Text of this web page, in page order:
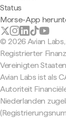
Status
Morse-App
© 2026 Avian
Registrierter
Vereinigten Staaten
Avian Labs ist als
Autoriteit
Niederlanden